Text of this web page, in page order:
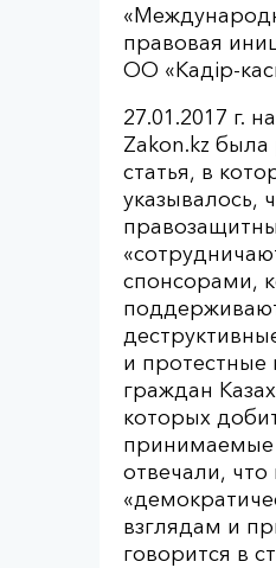
правовая
ОО «Кадiр-
27.01.2017 г.
Zakon.kz
статья, в
указывалось,
спонсорами,
и протестные
граждан
которых
принимаемые
отвечали, что
взглядам и
говорится в